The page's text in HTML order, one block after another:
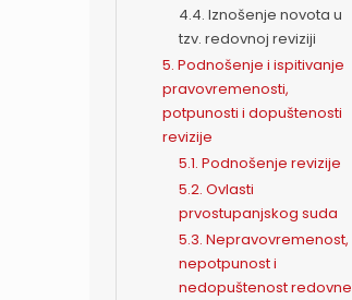
4.4. Iznošenje novota u
tzv. redovnoj reviziji
5. Podnošenje i ispitivanje
pravovremenosti,
potpunosti i dopuštenosti
revizije
5.1. Podnošenje revizije
5.2. Ovlasti
prvostupanjskog suda
5.3. Nepravovremenost,
nepotpunost i
nedopuštenost redovne